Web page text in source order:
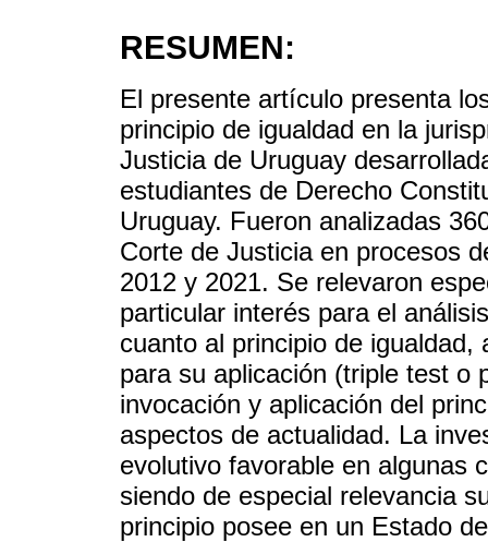
RESUMEN:
El presente artículo presenta
principio de igualdad en la
Justicia de Uruguay
estudiantes de Derecho
Uruguay. Fueron analizadas
Corte de Justicia en procesos
2012 y 2021. Se relevaron
particular interés para el
cuanto al principio de
para su aplicación (triple test o
invocación y aplicación del
aspectos de actualidad. La
evolutivo favorable en algunas
siendo de especial relevancia
principio posee en un Estado